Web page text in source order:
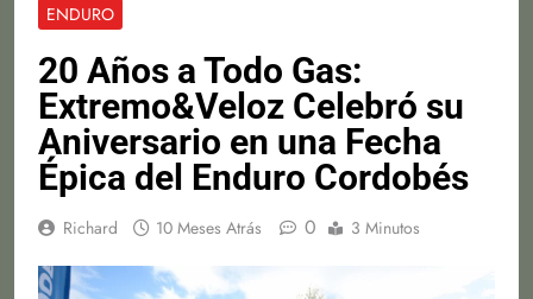
ENDURO
20 Años a Todo Gas:
Extremo&Veloz Celebró su
Aniversario en una Fecha
Épica del Enduro Cordobés
Richard 10 Meses Atrás 0 3 Minutos